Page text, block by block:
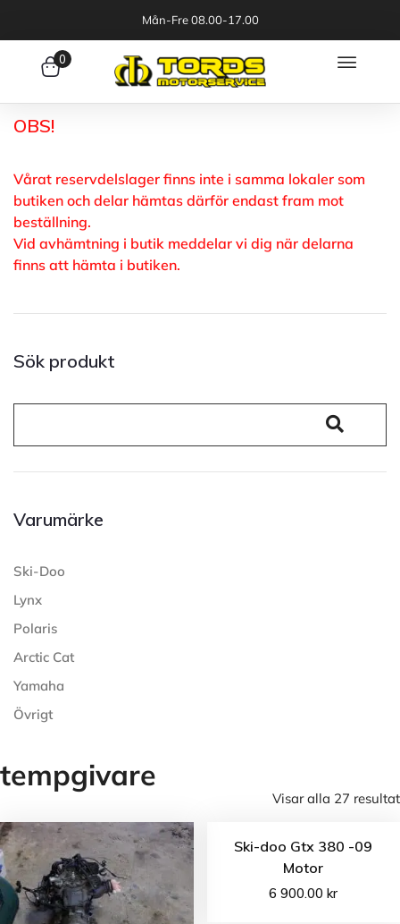
Mån-Fre 08.00-17.00
0
OBS!
Vårat reservdelslager finns inte i samma lokaler som
butiken och delar hämtas därför endast fram mot
beställning.
Vid avhämtning i butik meddelar vi dig när delarna
finns att hämta i butiken.
Sök produkt
Varumärke
Ski-Doo
Lynx
Polaris
Arctic Cat
Yamaha
Övrigt
tempgivare
Visar alla 27 resultat
Ski-doo Gtx 380 -09
Motor
6 900.00kr